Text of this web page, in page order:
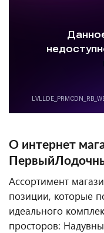
О интернет
Ассортимент
позиции, которые
идеального
просторов: